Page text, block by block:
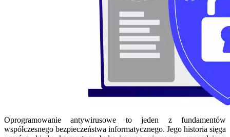
Oprogramowanie antywirusowe to jeden z fundamentów
współczesnego bezpieczeństwa informatycznego. Jego historia sięga